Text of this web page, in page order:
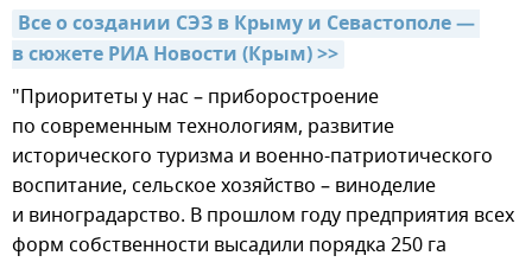
Все о создании СЭЗ в Крыму и Севастополе —
в сюжете РИА Новости (Крым) >>
"Приоритеты у нас – приборостроение
по современным технологиям, развитие
исторического туризма и военно-патриотического
воспитание, сельское хозяйство – виноделие
и виноградарство. В прошлом году предприятия всех
форм собственности высадили порядка 250 га